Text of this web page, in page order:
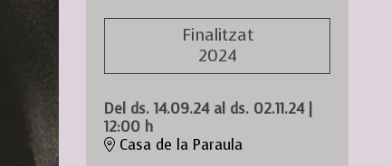
Finalitzat
2024
Del ds. 14.09.24al ds. 02.11.24|
12:00 h
Casa de la Paraula